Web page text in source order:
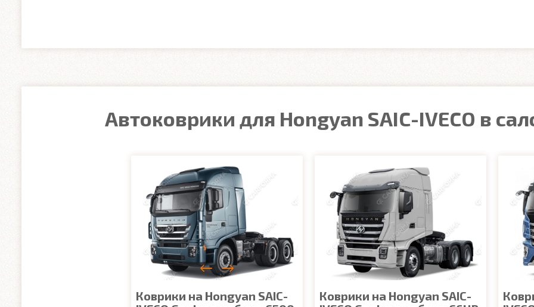
Автоковрики для Hongyan SAIC-IVECO в
Коврики на Hongyan SAIC-
Коврики на Hongyan SAIC-